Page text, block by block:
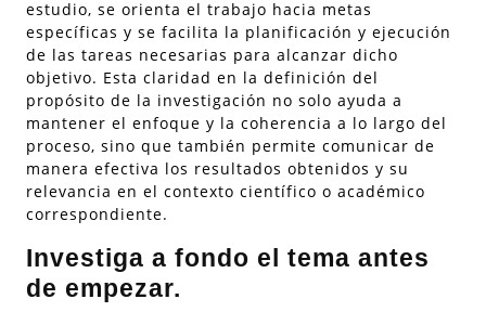
estudio, se orienta el trabajo hacia metas
específicas y se facilita la planificación y ejecución
de las tareas necesarias para alcanzar dicho
objetivo. Esta claridad en la definición del
propósito de la investigación no solo ayuda a
mantener el enfoque y la coherencia a lo largo del
proceso, sino que también permite comunicar de
manera efectiva los resultados obtenidos y su
relevancia en el contexto científico o académico
correspondiente.
Investiga a fondo el tema antes
de empezar.